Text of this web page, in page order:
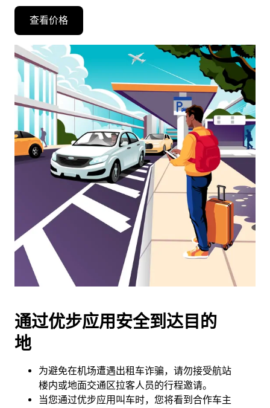
向
下
箭
头
可
浏
览
历
期。
按
关
闭
日
查看价格
通过优步应用安全到达目的
地
为避免在机场遭遇出租车诈骗，请勿接受航站
楼内或地面交通区拉客人员的行程邀请。
当您通过优步应用叫车时，您将看到合作车主